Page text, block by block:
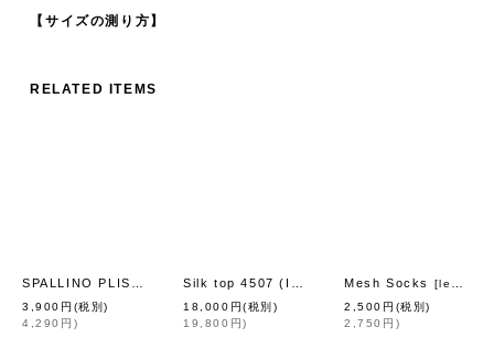
【サイズの測り方】
RELATED ITEMS
SPALLINO PLISSE C/GIRI IN PIZZO 602（BIANCO） [BASIC
3,900 円 (税別)
4,290 円 )
Silk top 4507 (IV) rosemunde]
18,000 円(税別)
19,800 円)
Mesh Socks [ leur logette
2,500 円 (税別)
2,750 円 )